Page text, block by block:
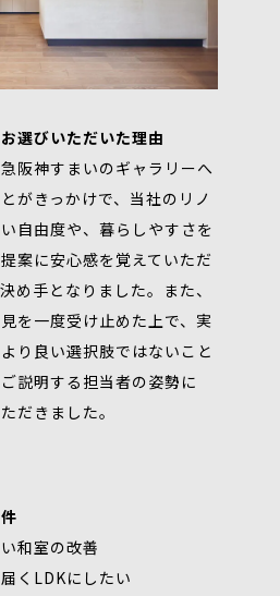
選びいただいた理由
阪神すまいのギャラリーへ
がきっかけで、当社のリノ
自由度や、暮らしやすさを
案に安心感を覚えていただ
め手となりました。また、
を一度受け止めた上で、実
り良い選択肢ではないこと
説明する担当者の姿勢に
だきました。
和室の改善
くLDKにしたい